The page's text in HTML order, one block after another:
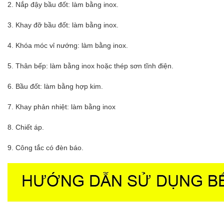
2. Nắp đậy bầu đốt: làm bằng inox.
3. Khay đỡ bầu đốt: làm bằng inox.
4. Khóa móc vỉ nướng: làm bằng inox.
5. Thân bếp: làm bằng inox hoặc thép sơn tĩnh điện.
6. Bầu đốt: làm bằng hợp kim.
7. Khay phản nhiệt: làm bằng inox
8. Chiết áp.
9. Công tắc có đèn báo.